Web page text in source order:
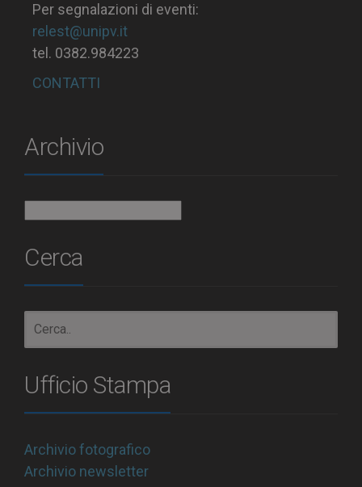
Per segnalazioni di eventi:
relest@unipv.it
tel. 0382.984223
CONTATTI
Archivio
Cerca
Ufficio Stampa
Archivio fotografico
Archivio newsletter